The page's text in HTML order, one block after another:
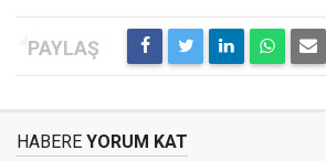
HABERE YORUM KAT